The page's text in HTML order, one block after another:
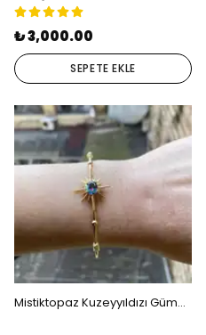
₺ 3,000.00
SEPETE EKLE
Mistiktopaz Kuzeyyıldızı Gümüş Gold Bileklik